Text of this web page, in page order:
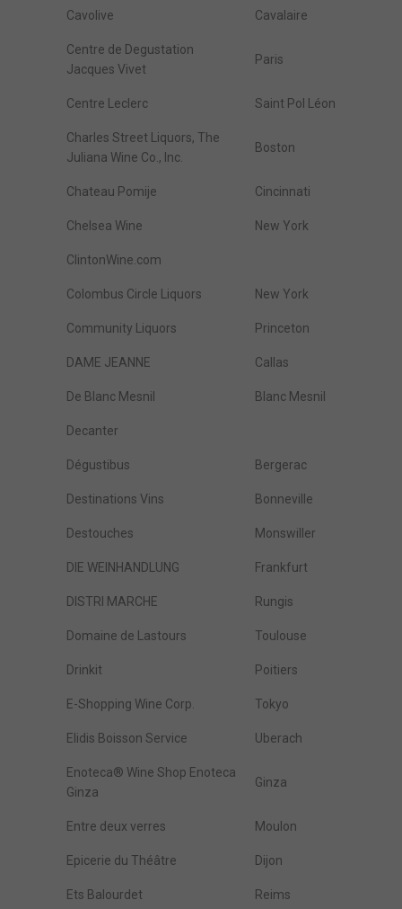
Cavolive Cavalaire
Centre de Degustation
Jacques Vivet
Paris
Centre Leclerc Saint Pol Léon
Charles Street Liquors, The
Juliana Wine Co., Inc.
Boston
Chateau Pomije Cincinnati
Chelsea Wine New York
ClintonWine.com
Colombus Circle Liquors New York
Community Liquors Princeton
DAME JEANNE Callas
De Blanc Mesnil Blanc Mesnil
Decanter
Dégustibus Bergerac
Destinations Vins Bonneville
Destouches Monswiller
DIE WEINHANDLUNG Frankfurt
DISTRI MARCHE Rungis
Domaine de Lastours Toulouse
Drinkit Poitiers
E-Shopping Wine Corp. Tokyo
Elidis Boisson Service Uberach
Enoteca® Wine Shop Enoteca
Ginza
Ginza
Entre deux verres Moulon
Epicerie du Théâtre Dijon
Ets Balourdet Reims